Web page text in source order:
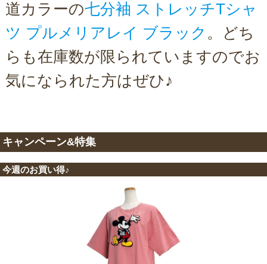
道カラーの七分袖 ストレッチTシャ
ツ プルメリアレイ ブラック 。どち
らも在庫数が限られていますのでお
気になられた方はぜひ♪
キャンペーン&特集
今週のお買い得♪